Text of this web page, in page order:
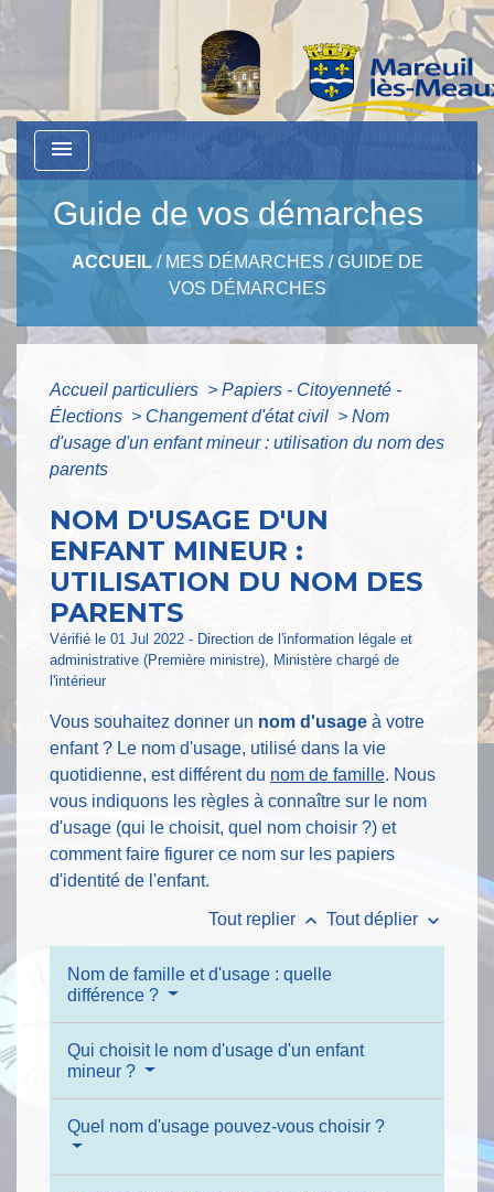
menu
Guide de vos démarches
ACCUEIL/ MES DÉMARCHES /GUIDE DE
VOS DÉMARCHES
Accueil particuliers > Papiers - Citoyenneté -
Élections > Changement d'état civil > Nom
d'usage d'un enfant mineur : utilisation du nom des
parents
NOM D'USAGE D'UN
ENFANT MINEUR :
UTILISATION DU NOM DES
PARENTS
Vérifié le 01 Jul 2022 - Direction de l'information légale et
administrative (Première ministre), Ministère chargé de
l'intérieur
Vous souhaitez donner un nom d'usage à votre
enfant ? Le nom d'usage, utilisé dans la vie
quotidienne, est différent du nom de famille. Nous
vous indiquons les règles à connaître sur le nom
d'usage (qui le choisit, quel nom choisir ?) et
comment faire figurer ce nom sur les papiers
d'identité de l'enfant.
Tout replier keyboard_arrow_up Tout déplier keyboard_arrow_down
Nom de famille et d'usage : quelle
différence ?
Qui choisit le nom d'usage d'un enfant
mineur ?
Quel nom d'usage pouvez-vous choisir ?